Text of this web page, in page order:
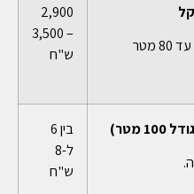
איטום בטקל, מחיר לכלל העבודה עד 80 מטר
2,900
– 3,500
ש"ח
מטר)
בין 6
ל-8
ש"ח